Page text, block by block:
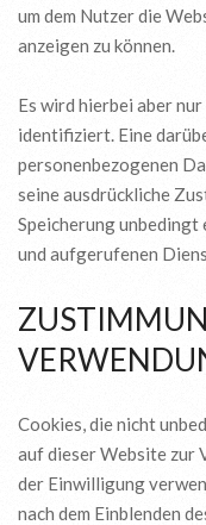
um dem Nutzer die
anzeigen zu können.
Es wird hierbei aber
identifiziert. Eine
personenbezogenen
seine ausdrückliche
Speicherung
und aufgerufenen
Cookies, die nicht
auf dieser Website zur
der Einwilligung
nach dem Einblenden